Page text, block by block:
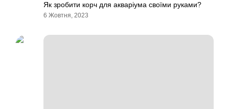
Як зробити корч для акваріума своїми руками?
6 Жовтня, 2023